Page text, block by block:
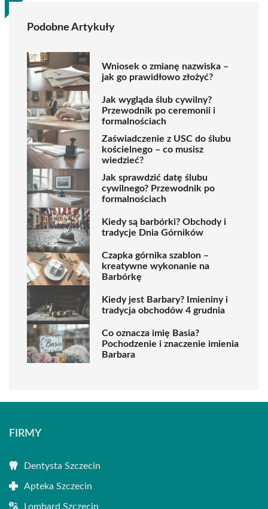
Podobne Artykuły
Wniosek o zmianę nazwiska –
jak go prawidłowo złożyć?
Jak wygląda ślub cywilny?
Przewodnik po ceremonii i
formalnościach
Zaświadczenie z USC do ślubu
kościelnego – co musisz
wiedzieć?
Jak sprawdzić datę ślubu
cywilnego? Przewodnik po
formalnościach
Kiedy są barbórki? Obchody i
tradycje Dnia Górników
Czapka górnika szablon –
kreatywne wykonanie na
Barbórkę
Kiedy jest Barbary? Imieniny i
tradycja obchodów 4 grudnia
Co oznacza imię Basia?
Pochodzenie i znaczenie imienia
Barbara
FIRMY
Dentysta Szczecin
Apteka Szczecin
Lombard Szczecin